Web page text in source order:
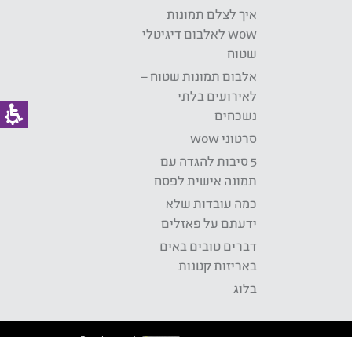
איך לצלם תמונות
wow לאלבום דיגיטלי
שטוח
אלבום תמונות שטוח –
לאירועים בלתי
נשכחים
סרטוני wow
5 סיבות להגדה עם
תמונה אישית לפסח
כמה עובדות שלא
ידעתם על פאזלים
דברים טובים באים
באריזות קטנות
בלוג
Development: